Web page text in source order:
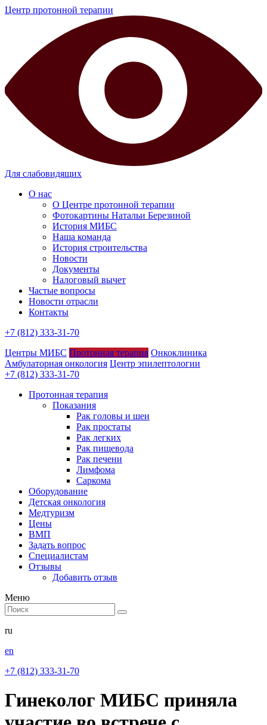
Центр протонной терапии
Для слабовидящих
О нас
О Центре протонной терапии
Фотокартины Натальи Березиной
История МИБС
Наша команда
История строительства
Новости
Документы
Налоговый вычет
Частые вопросы
Новости отрасли
Контакты
+7 (812) 333-31-70
Центры МИБС Протонная терапия Онкоклиника
Амбулаторная онкология Центр эпилептологии
+7 (812) 333-31-70
Протонная терапия
Показания
Рак головы и шеи
Рак простаты
Рак легких
Рак пищевода
Рак печени
Лимфома
Саркома
Оборудование
Детская онкология
Медтуризм
Цены
ВМП
Задать вопрос
Специалистам
Отзывы
Добавить отзыв
Меню
ru
en
+7 (812) 333-31-70
Гинеколог МИБС приняла